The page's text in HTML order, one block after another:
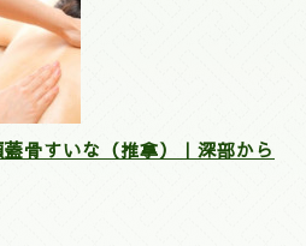
骨すいな（推拿）｜深部から